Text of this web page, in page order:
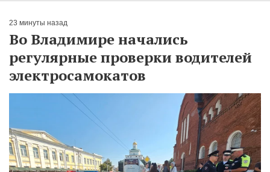
23 минуты назад
Во Владимире начались
регулярные проверки водителей
электросамокатов